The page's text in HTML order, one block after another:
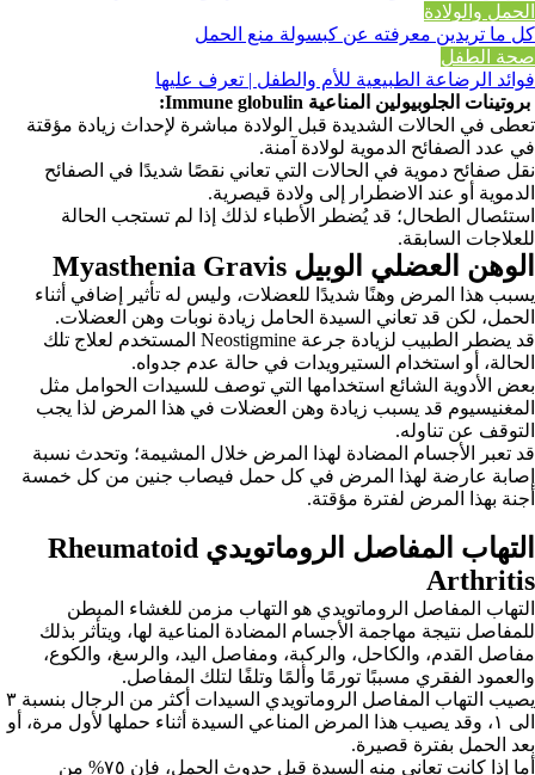
الحمل والولادة
كل ما تريدين معرفته عن كبسولة منع الحمل
صحة الطفل
فوائد الرضاعة الطبيعية للأم والطفل | تعرف عليها
بروتينات الجلوبيولين المناعية Immune globulin:
تعطى في الحالات الشديدة قبل الولادة مباشرة لإحداث زيادة مؤقتة
في عدد الصفائح الدموية لولادة آمنة.
نقل صفائح دموية في الحالات التي تعاني نقصًا شديدًا في الصفائح
الدموية أو عند الاضطرار إلى ولادة قيصرية.
استئصال الطحال؛ قد يُضطر الأطباء لذلك إذا لم تستجب الحالة
للعلاجات السابقة.
الوهن العضلي الوبيل Myasthenia Gravis
يسبب هذا المرض وهنًا شديدًا للعضلات، وليس له تأثير إضافي أثناء
الحمل، لكن قد تعاني السيدة الحامل زيادة نوبات وهن العضلات.
قد يضطر الطبيب لزيادة جرعة Neostigmine المستخدم لعلاج تلك
الحالة، أو استخدام الستيرويدات في حالة عدم جدواه.
بعض الأدوية الشائع استخدامها التي توصف للسيدات الحوامل مثل
المغنيسيوم قد يسبب زيادة وهن العضلات في هذا المرض لذا يجب
التوقف عن تناوله.
قد تعبر الأجسام المضادة لهذا المرض خلال المشيمة؛ وتحدث نسبة
إصابة عارضة لهذا المرض في كل حمل فيصاب جنين من كل خمسة
أجنة بهذا المرض لفترة مؤقتة.
التهاب المفاصل الروماتويدي Rheumatoid
Arthritis
التهاب المفاصل الروماتويدي هو التهاب مزمن للغشاء المبطن
للمفاصل نتيجة مهاجمة الأجسام المضادة المناعية لها، ويتأثر بذلك
مفاصل القدم، والكاحل، والركبة، ومفاصل اليد، والرسغ، والكوع،
والعمود الفقري مسببًا تورمًا وألمًا وتلفًا لتلك المفاصل.
يصيب التهاب المفاصل الروماتويدي السيدات أكثر من الرجال بنسبة ٣
الى ١، وقد يصيب هذا المرض المناعي السيدة أثناء حملها لأول مرة، أو
بعد الحمل بفترة قصيرة.
أما إذا كانت تعاني منه السيدة قبل حدوث الحمل، فإن ٧٥% من